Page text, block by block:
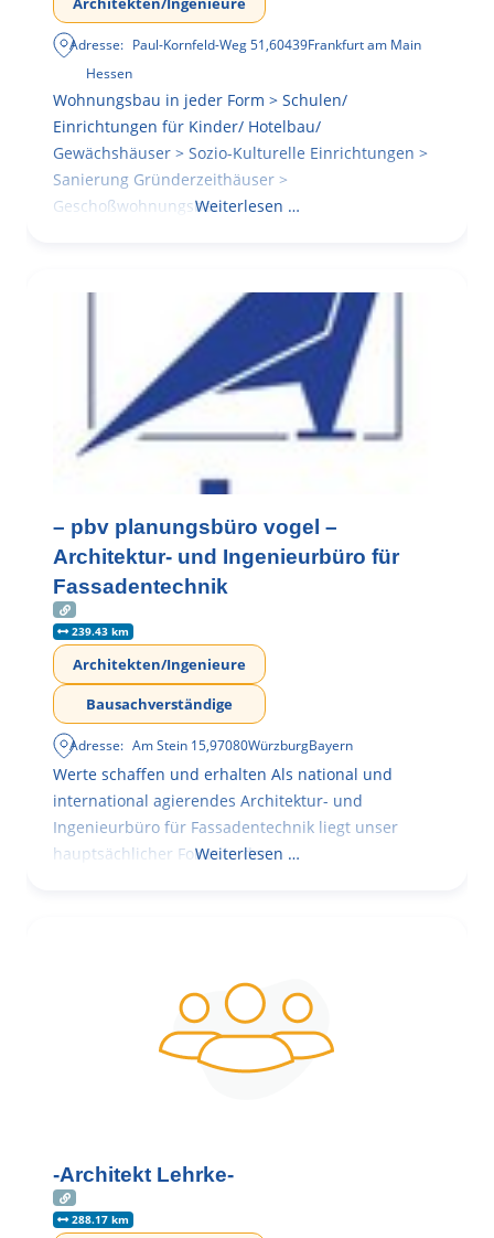
Adresse: Paul-Kornfeld-Weg 51,60439Frankfurt am Main
Hessen
Wohnungsbau in jeder Form > Schulen/
Einrichtungen für Kinder/ Hotelbau/
Gewächshäuser > Sozio-Kulturelle Einrichtungen >
Sanierung Gründerzeithäuser >
GeschoßwohnungsbauWeiterlesen …
– pbv planungsbüro vogel –
Architektur- und Ingenieurbüro für
Fassadentechnik
239.43 km
Architekten/Ingenieure
Bausachverständige
Adresse: Am Stein 15,97080WürzburgBayern
Werte schaffen und erhalten Als national und
international agierendes Architektur- und
Ingenieurbüro für Fassadentechnik liegt unser
hauptsächlicher Fokus in der
Weiterlesen …
-Architekt Lehrke-
288.17 km